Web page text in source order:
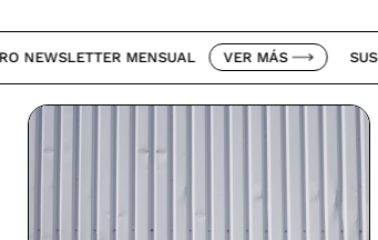
MENSUAL VER MÁS SUSCRÍBETE A